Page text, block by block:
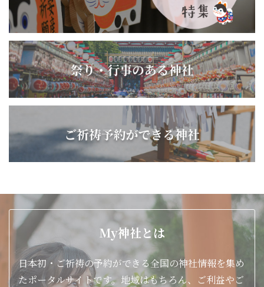
My神社とは
日本初・ご祈祷の予約ができる全国の神社情報を集め
たポータルサイトです。地域はもちろん、ご利益やご